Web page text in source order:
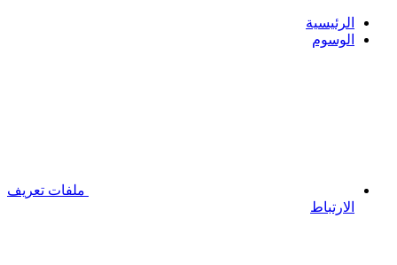
الرئيسية
الوسوم
ملفات تعريف
الارتباط